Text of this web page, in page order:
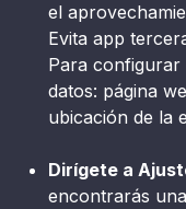
el
Evita app
Para configurar
datos: página
ubicación de la
Dirígete a
encontrarás